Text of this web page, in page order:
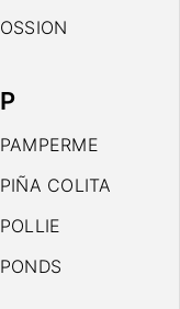
OSSION
P
PAMPERME
PIÑA COLITA
POLLIE
PONDS